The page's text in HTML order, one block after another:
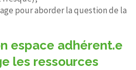
pour aborder la question de la
espace adhérent.e
les ressources